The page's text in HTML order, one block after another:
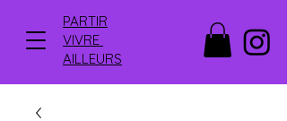
PARTIR
VIVRE
AILLEURS